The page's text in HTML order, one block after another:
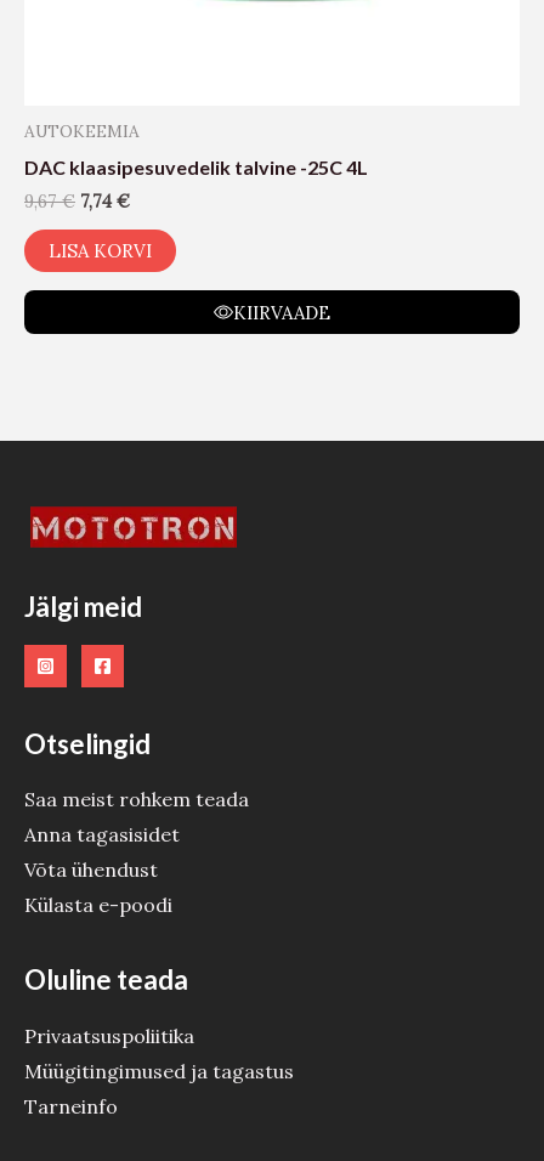
AUTOKEEMIA
DAC klaasipesuvedelik talvine -25C 4L
9,67€ 7,74€
LISA KORVI
KIIRVAADE
Jälgi meid
Otselingid
Saa meist rohkem teada
Anna tagasisidet
Võta ühendust
Külasta e-poodi
Oluline teada
Privaatsuspoliitika
Müügitingimused ja tagastus
Tarneinfo